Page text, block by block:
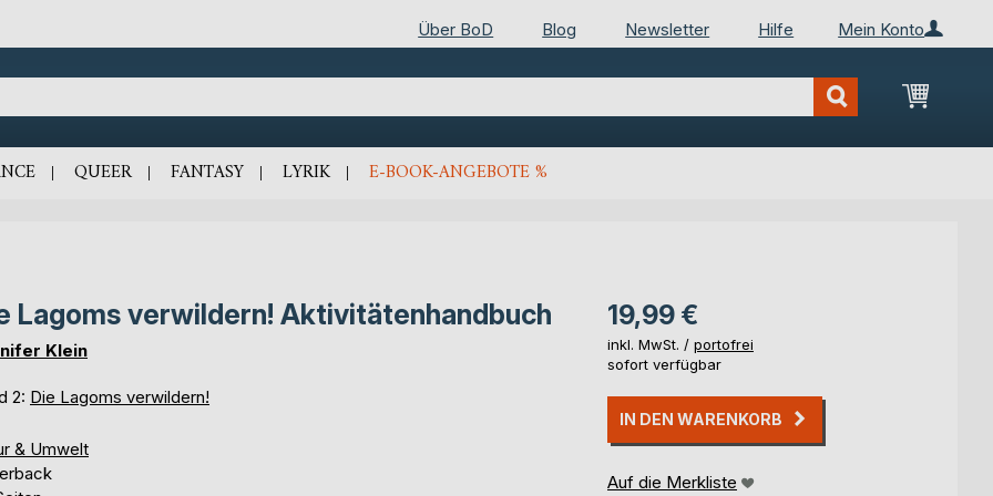
Mein Konto
Über BoD Blog Newsletter Hilfe
Mein
QUEER FANTASY LYRIK E-BOOK-ANGEBOTE %
Lagoms verwildern! Aktivitätenhandbuch
Klein
2: Die Lagoms verwildern!
& Umwelt
19,99 €
inkl. MwSt. / portofrei
sofort verfügbar
IN DEN WARENKORB
Auf die Merkliste